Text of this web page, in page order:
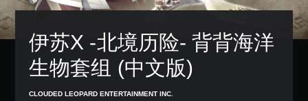
伊苏X -北境历险- 背背海洋
生物套组 (中文版)
CLOUDED LEOPARD ENTERTAINMENT INC.